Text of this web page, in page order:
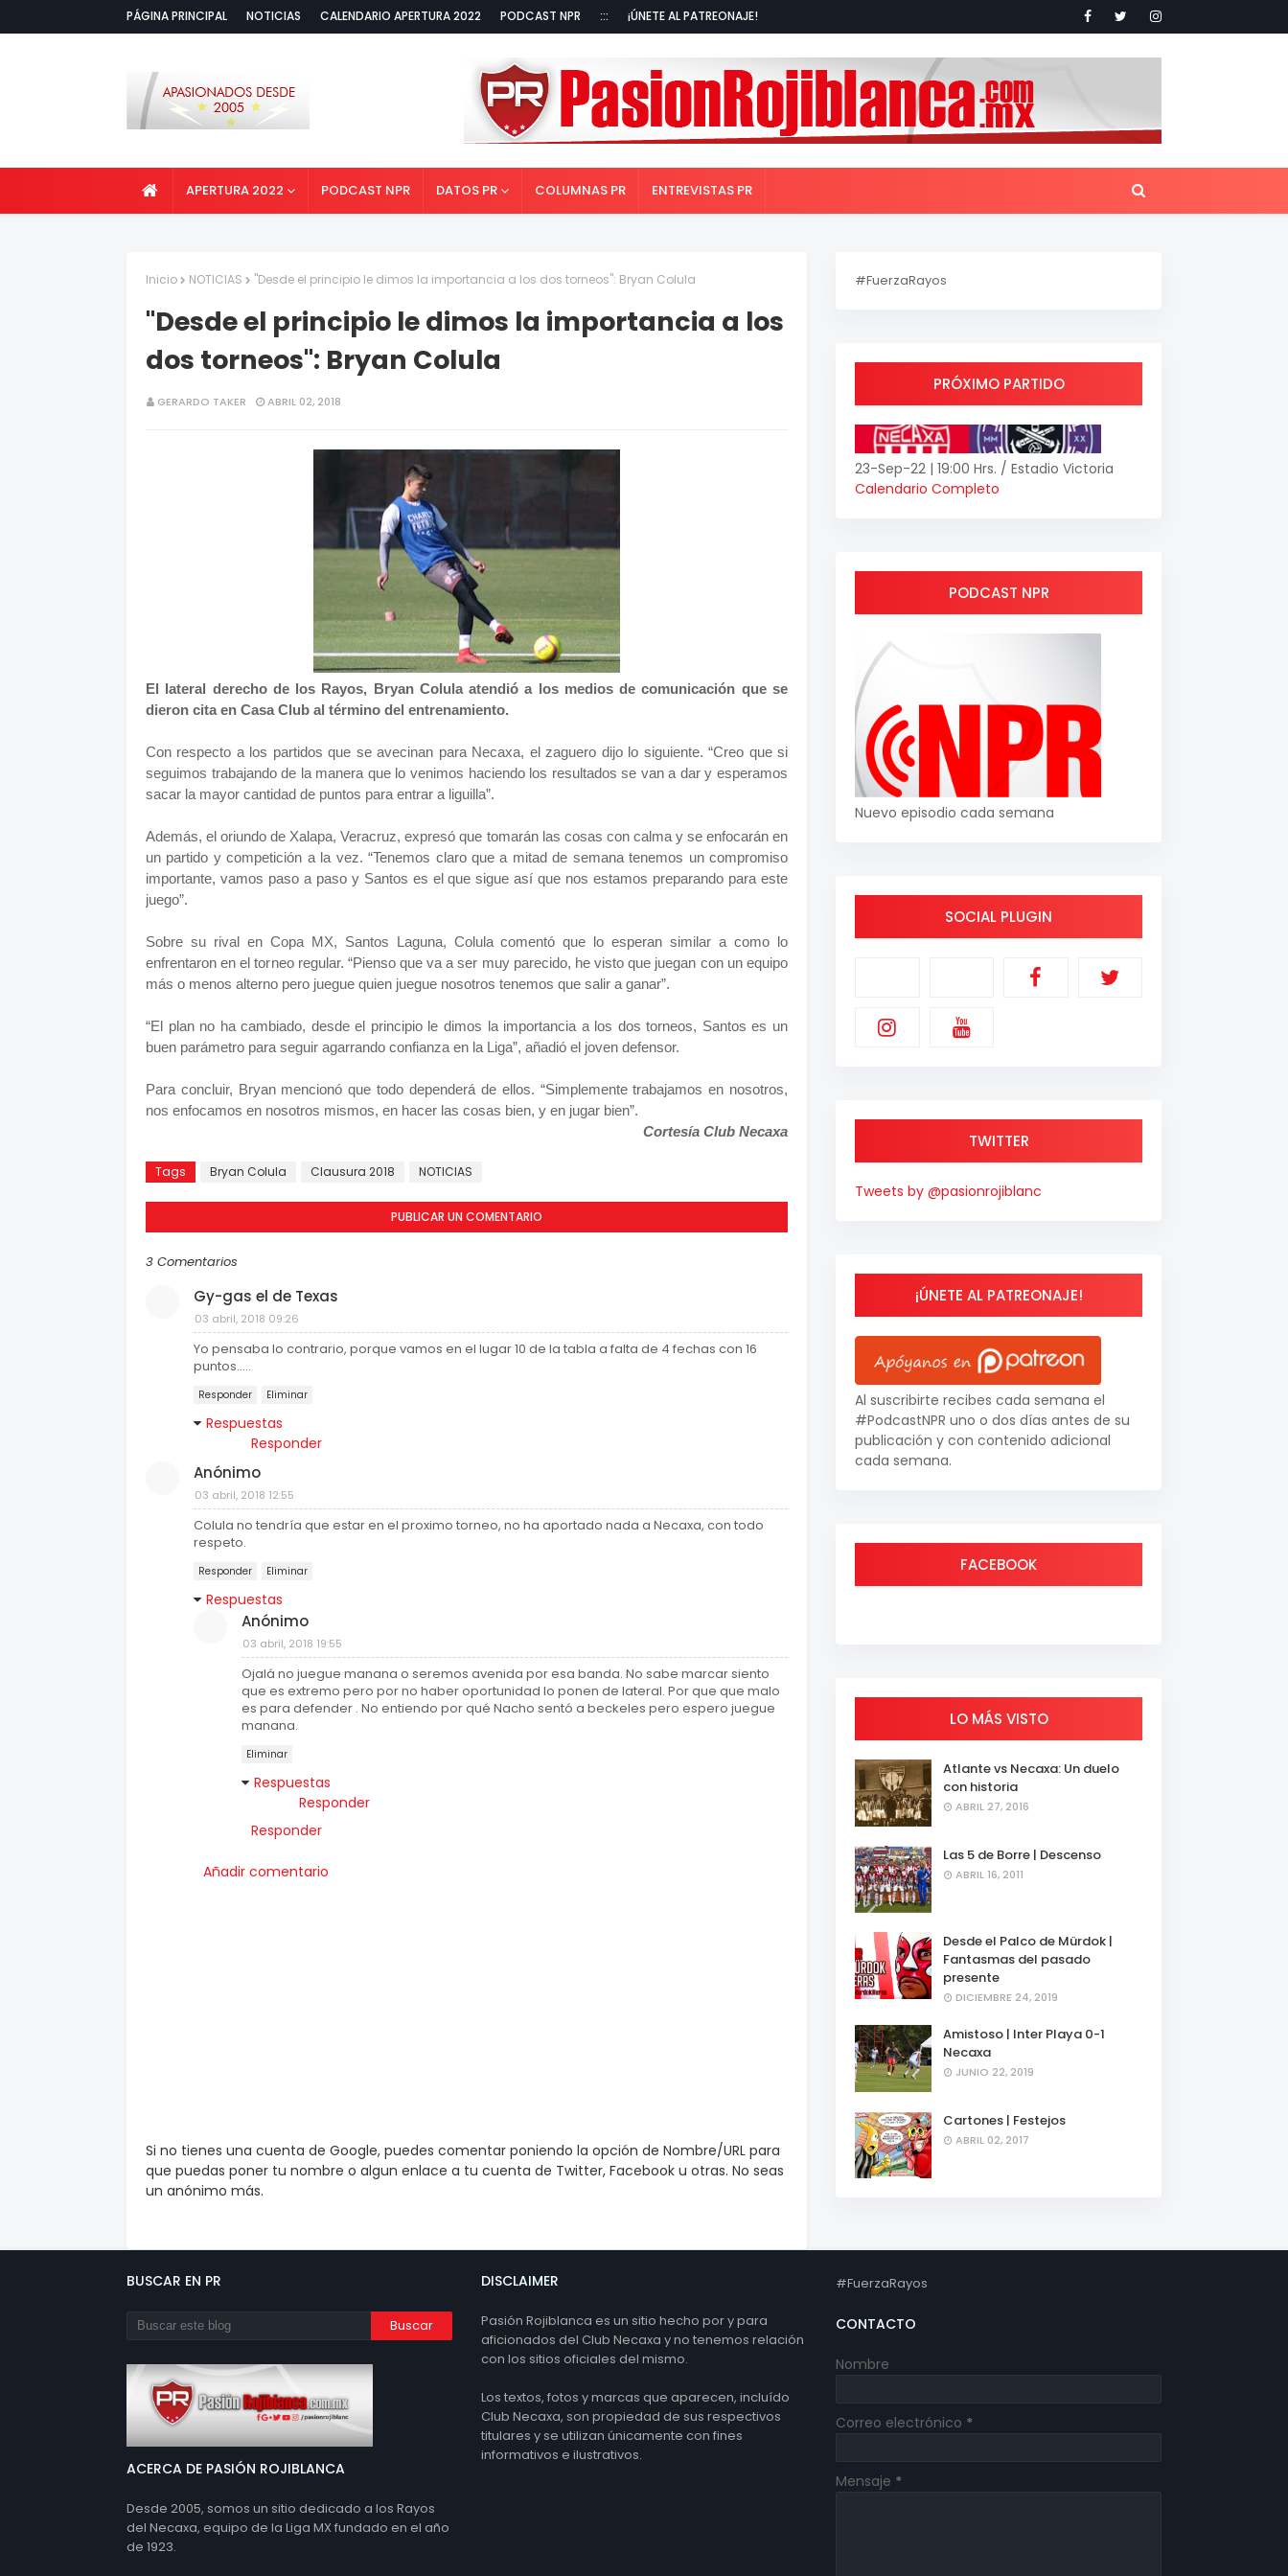
PÁGINA PRINCIPAL NOTICIAS CALENDARIO APERTURA 2022 PODCAST NPR ::: ¡ÚNETE AL PATREONAJE!
APERTURA 2022 PODCAST NPR DATOS PR COLUMNAS PR ENTREVISTAS PR
Inicio NOTICIAS "Desde el principio le dimos la importancia a los dos torneos": Bryan Colula
"Desde el principio le dimos la importancia a los
dos torneos": Bryan Colula
GERARDO TAKER ABRIL 02, 2018
El lateral derecho de los Rayos, Bryan Colula atendió a los medios de comunicación que se
dieron cita en Casa Club al término del entrenamiento.
Con respecto a los partidos que se avecinan para Necaxa, el zaguero dijo lo siguiente. “Creo que si
seguimos trabajando de la manera que lo venimos haciendo los resultados se van a dar y esperamos
sacar la mayor cantidad de puntos para entrar a liguilla”.
Además, el oriundo de Xalapa, Veracruz, expresó que tomarán las cosas con calma y se enfocarán en
un partido y competición a la vez. “Tenemos claro que a mitad de semana tenemos un compromiso
importante, vamos paso a paso y Santos es el que sigue así que nos estamos preparando para este
juego”.
Sobre su rival en Copa MX, Santos Laguna, Colula comentó que lo esperan similar a como lo
enfrentaron en el torneo regular. “Pienso que va a ser muy parecido, he visto que juegan con un equipo
más o menos alterno pero juegue quien juegue nosotros tenemos que salir a ganar”.
“El plan no ha cambiado, desde el principio le dimos la importancia a los dos torneos, Santos es un
buen parámetro para seguir agarrando confianza en la Liga”, añadió el joven defensor.
Para concluir, Bryan mencionó que todo dependerá de ellos. “Simplemente trabajamos en nosotros,
nos enfocamos en nosotros mismos, en hacer las cosas bien, y en jugar bien”.
Cortesía Club Necaxa
Tags Bryan Colula Clausura 2018 NOTICIAS
PUBLICAR UN COMENTARIO
3 Comentarios
Gy-gas el de Texas
03 abril, 2018 09:26
Yo pensaba lo contrario, porque vamos en el lugar 10 de la tabla a falta de 4 fechas con 16
puntos.....
Responder Eliminar
Respuestas
Responder
Anónimo
03 abril, 2018 12:55
Colula no tendría que estar en el proximo torneo, no ha aportado nada a Necaxa, con todo
respeto.
Responder Eliminar
Respuestas
Anónimo
03 abril, 2018 19:55
Ojalá no juegue manana o seremos avenida por esa banda. No sabe marcar siento
que es extremo pero por no haber oportunidad lo ponen de lateral. Por que que malo
es para defender . No entiendo por qué Nacho sentó a beckeles pero espero juegue
manana.
Eliminar
Respuestas
Responder
Responder
Añadir comentario
Si no tienes una cuenta de Google, puedes comentar poniendo la opción de Nombre/URL para
que puedas poner tu nombre o algun enlace a tu cuenta de Twitter, Facebook u otras. No seas
un anónimo más.
#FuerzaRayos
PRÓXIMO PARTIDO
23-Sep-22 | 19:00 Hrs. / Estadio Victoria
Calendario Completo
PODCAST NPR
Nuevo episodio cada semana
SOCIAL PLUGIN
TWITTER
Tweets by @pasionrojiblanc
¡ÚNETE AL PATREONAJE!
Al suscribirte recibes cada semana el
#PodcastNPR uno o dos días antes de su
publicación y con contenido adicional
cada semana.
FACEBOOK
LO MÁS VISTO
Atlante vs Necaxa: Un duelo
con historia
ABRIL 27, 2016
Las 5 de Borre | Descenso
ABRIL 16, 2011
Desde el Palco de Mürdok |
Fantasmas del pasado
presente
DICIEMBRE 24, 2019
Amistoso | Inter Playa 0-1
Necaxa
JUNIO 22, 2019
Cartones | Festejos
ABRIL 02, 2017
BUSCAR EN PR
ACERCA DE PASIÓN ROJIBLANCA
Desde 2005, somos un sitio dedicado a los Rayos
del Necaxa, equipo de la Liga MX fundado en el año
de 1923.
DISCLAIMER
Pasión Rojiblanca es un sitio hecho por y para
aficionados del Club Necaxa y no tenemos relación
con los sitios oficiales del mismo.
Los textos, fotos y marcas que aparecen, incluído
Club Necaxa, son propiedad de sus respectivos
titulares y se utilizan únicamente con fines
informativos e ilustrativos.
#FuerzaRayos
CONTACTO
Nombre
Correo electrónico *
Mensaje *